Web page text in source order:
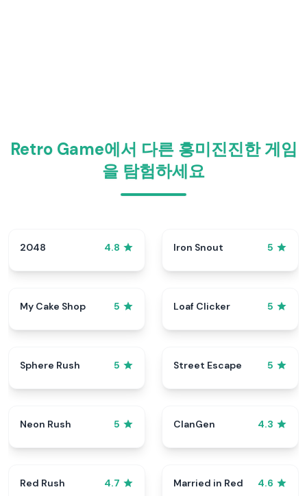
Retro Game에서 다른 흥미진진한 게임
을 탐험하세요
2048 4.8 Iron Snout 5
My Cake Shop 5 Loaf Clicker 5
Sphere Rush 5 Street Escape 5
Neon Rush 5 ClanGen 4.3
Red Rush 4.7 Married in Red 4.6